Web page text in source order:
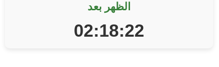
الظهر بعد
02:18:22